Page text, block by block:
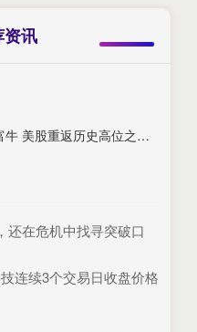
讯
财富牛 美股重返历史高位之际6月非农重磅来袭！就业市场牵动美联储政策走向
还在危机中找寻突破口
连续3个交易日收盘价格